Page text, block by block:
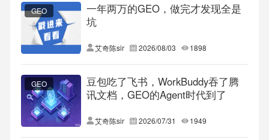
GEO
一年两万的GEO，做完才发现全是
坑
艾奇陈sir 2026/08/03 1898
GEO
豆包吃了飞书，WorkBuddy吞了腾
讯文档，GEO的Agent时代到了
艾奇陈sir 2026/07/31 1949